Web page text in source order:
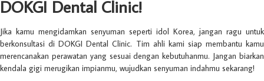
DOKGI Dental Clinic!
Jika kamu mengidamkan senyuman seperti idol Korea, jangan ragu untuk
berkonsultasi di DOKGI Dental Clinic. Tim ahli kami siap membantu kamu
merencanakan perawatan yang sesuai dengan kebutuhanmu. Jangan biarkan
kendala gigi merugikan impianmu, wujudkan senyuman indahmu sekarang!